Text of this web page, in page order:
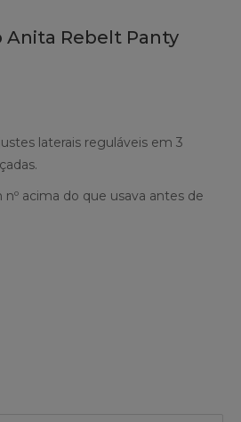
Anita Rebelt Panty
laterais reguláveis em 3
acima do que usava antes de